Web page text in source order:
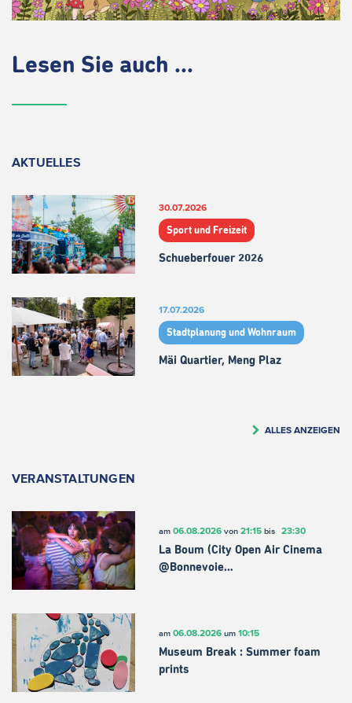
Lesen Sie auch ...
AKTUELLES
30.07.2026
Sport und Freizeit
Schueberfouer 2026
17.07.2026
Stadtplanung und Wohnraum
Mäi Quartier, Meng Plaz
ALLES ANZEIGEN
VERANSTALTUNGEN
am 06.08.2026von 21:15bis 23:30
La Boum (City Open Air Cinema
@Bonnevoie…
am 06.08.2026um 10:15
Museum Break : Summer foam
prints